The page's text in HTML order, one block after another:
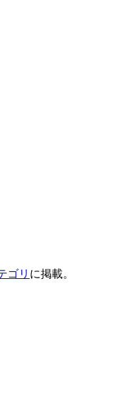
ゴリ に掲載。